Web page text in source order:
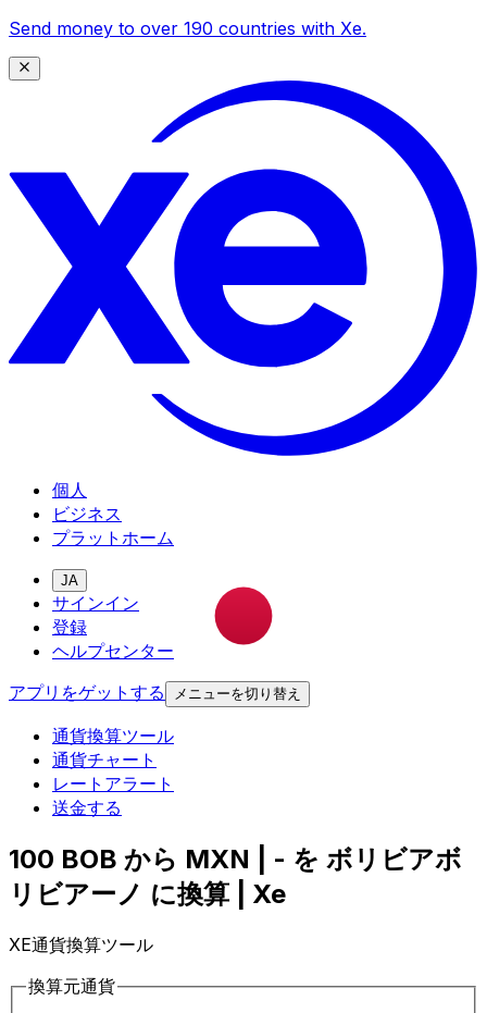
Send money to over 190 countries with Xe.
個人
ビジネス
プラットホーム
JA
サインイン
登録
ヘルプセンター
アプリをゲットする
メニューを切り替え
通貨換算ツール
通貨チャート
レートアラート
送金する
100 BOB から MXN | - を ボリビアボ
リビアーノ に換算 | Xe
XE通貨換算ツール
換算元通貨